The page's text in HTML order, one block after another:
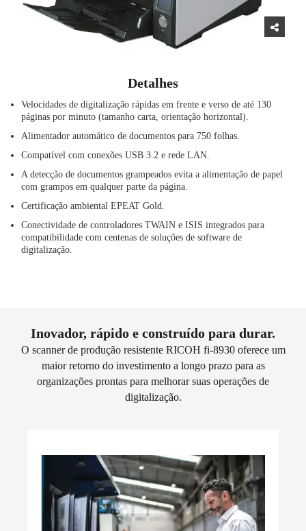
Detalhes
Velocidades de digitalização rápidas em frente e verso de até 130
páginas por minuto (tamanho carta, orientação horizontal).
Alimentador automático de documentos para 750 folhas.
Compatível com conexões USB 3.2 e rede LAN.
A detecção de documentos grampeados evita a alimentação de papel
com grampos em qualquer parte da página.
Certificação ambiental EPEAT Gold.
Conectividade de controladores TWAIN e ISIS integrados para
compatibilidade com centenas de soluções de software de
digitalização.
Inovador, rápido e construído para durar.
O scanner de produção resistente RICOH fi-8930 oferece um
maior retorno do investimento a longo prazo para as
organizações prontas para melhorar suas operações de
digitalização.